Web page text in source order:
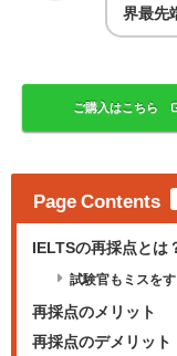
界最先
ご購入はこちら
Page Contents
IELTSの再採点とは
試験官もミスをす
再採点のメリット
再採点のデメリット